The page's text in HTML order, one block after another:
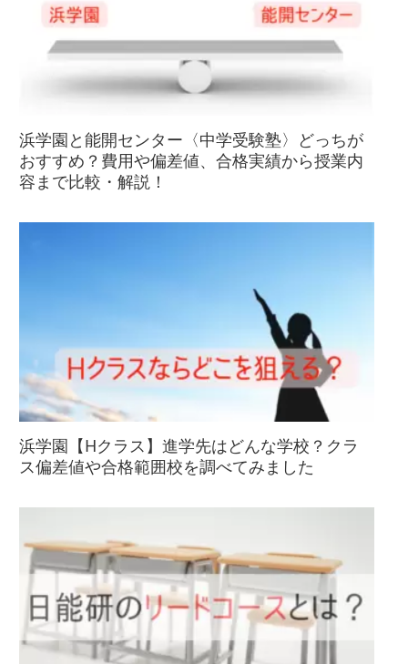
浜学園と能開センター〈中学受験塾〉どっちが
おすすめ？費用や偏差値、合格実績から授業内
容まで比較・解説！
浜学園【Hクラス】進学先はどんな学校？クラ
ス偏差値や合格範囲校を調べてみました